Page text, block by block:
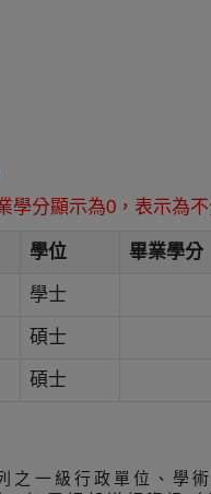
分顯示為0，表示為不
學位 畢業學分
學士
碩士
碩士
之一級行政單位、學